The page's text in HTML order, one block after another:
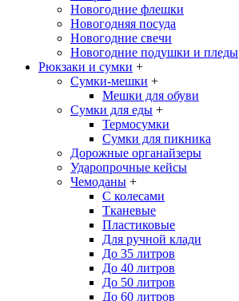
Новогодние флешки
Новогодняя посуда
Новогодние свечи
Новогодние подушки и пледы
Рюкзаки и сумки +
Сумки-мешки +
Мешки для обуви
Сумки для еды +
Термосумки
Сумки для пикника
Дорожные органайзеры
Ударопрочные кейсы
Чемоданы +
С колесами
Тканевые
Пластиковые
Для ручной клади
До 35 литров
До 40 литров
До 50 литров
До 60 литров